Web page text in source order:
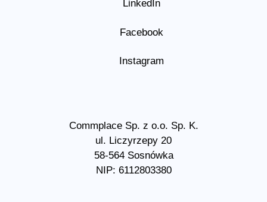
LinkedIn
Facebook
Instagram
Commplace Sp. z o.o. Sp. K.
ul. Liczyrzepy 20
58-564 Sosnówka
NIP: 6112803380